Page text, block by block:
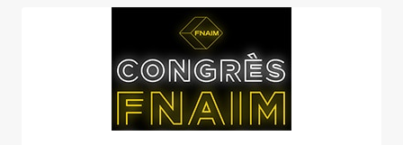
FNAIM
« EXPLORE
TOMMOROW »